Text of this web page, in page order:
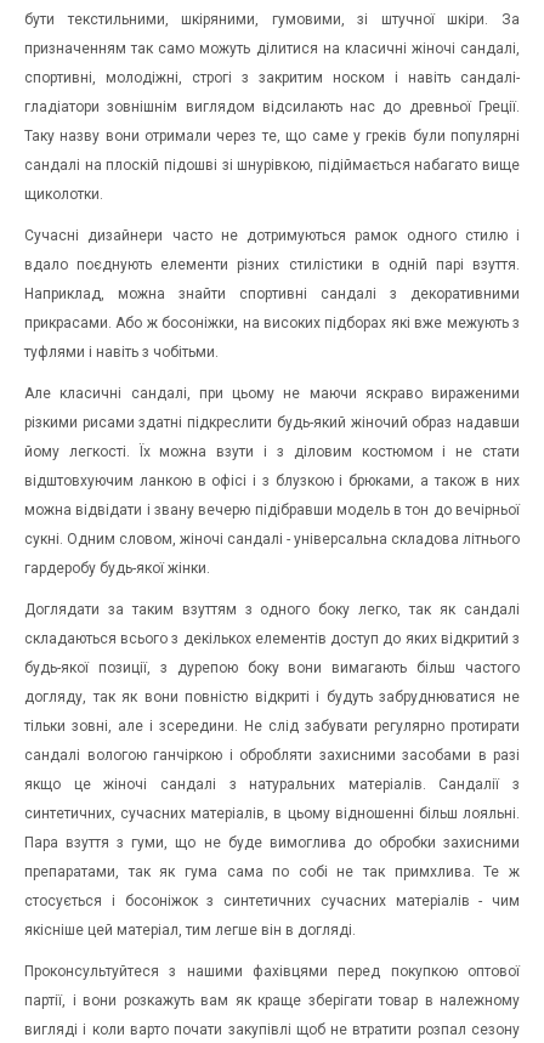
бути текстильними, шкіряними, гумовими, зі штучної шкіри. За
призначенням так само можуть ділитися на класичні жіночі сандалі,
спортивні, молодіжні, строгі з закритим носком і навіть сандалі-
гладіатори зовнішнім виглядом відсилають нас до древньої Греції.
Таку назву вони отримали через те, що саме у греків були популярні
сандалі на плоскій підошві зі шнурівкою, підіймається набагато вище
щиколотки.
Сучасні дизайнери часто не дотримуються рамок одного стилю і
вдало поєднують елементи різних стилістики в одній парі взуття.
Наприклад, можна знайти спортивні сандалі з декоративними
прикрасами. Або ж босоніжки, на високих підборах які вже межують з
туфлями і навіть з чобітьми.
Але класичні сандалі, при цьому не маючи яскраво вираженими
різкими рисами здатні підкреслити будь-який жіночий образ надавши
йому легкості. Їх можна взути і з діловим костюмом і не стати
відштовхуючим ланкою в офісі і з блузкою і брюками, а також в них
можна відвідати і звану вечерю підібравши модель в тон до вечірньої
сукні. Одним словом, жіночі сандалі - універсальна складова літнього
гардеробу будь-якої жінки.
Доглядати за таким взуттям з одного боку легко, так як сандалі
складаються всього з декількох елементів доступ до яких відкритий з
будь-якої позиції, з дурепою боку вони вимагають більш частого
догляду, так як вони повністю відкриті і будуть забруднюватися не
тільки зовні, але і зсередини. Не слід забувати регулярно протирати
сандалі вологою ганчіркою і обробляти захисними засобами в разі
якщо це жіночі сандалі з натуральних матеріалів. Сандалії з
синтетичних, сучасних матеріалів, в цьому відношенні більш лояльні.
Пара взуття з гуми, що не буде вимоглива до обробки захисними
препаратами, так як гума сама по собі не так примхлива. Те ж
стосується і босоніжок з синтетичних сучасних матеріалів - чим
якісніше цей матеріал, тим легше він в догляді.
Проконсультуйтеся з нашими фахівцями перед покупкою оптової
партії, і вони розкажуть вам як краще зберігати товар в належному
вигляді і коли варто почати закупівлі щоб не втратити розпал сезону